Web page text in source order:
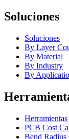
Soluciones
Soluciones
By Layer
By Material
By Industry
By
Herramientas
PCB Cost
Bend Radius